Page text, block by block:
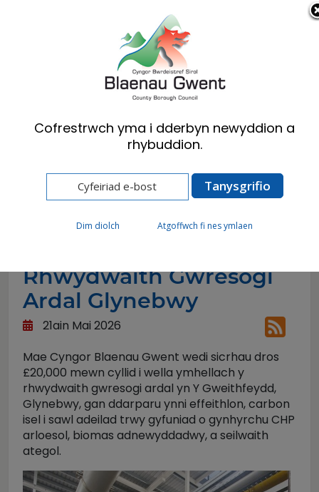
Cymraeg English
Newyddion
Ardal Glynebwy
Rhwydwaith Gwresogi
Ardal Glynebwy
21ain Mai 2026
Mae Cyngor Blaenau Gwent wedi sicrhau dros
£20,000 mewn cyllid i wella ymhellach y
rhwydwaith gwresogi ardal yn Y Gweithfeydd,
Glynebwy, gan ddarparu ynni effeithlon, carbon
isel i sawl adeilad trwy gyfuniad o gynhyrchu CHP
arloesol, biomas adnewyddadwy, a seilwaith
ategol.
Cofrestrwch yma i dderbyn newyddion a
rhybuddion.
Dim diolch Atgoffwch fi nes ymlaen